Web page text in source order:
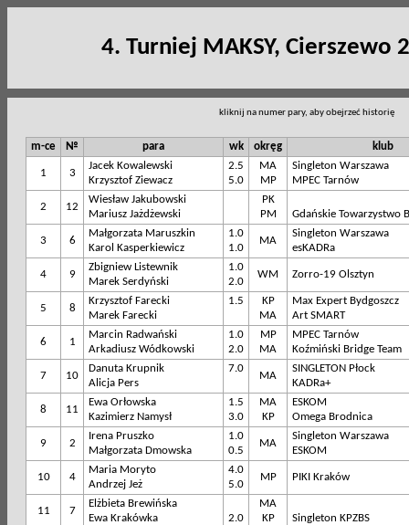
4. Turniej MAKSY, Cierszewo
kliknij na numer pary, aby obejrzeć historię
m-ce № para wk okręg klub
1 3
Jacek Kowalewski 2.5 MA
Singleton Warszawa
Krzysztof Ziewacz
5.0 MP MPEC Tarnów
2 12
Wiesław Jakubowski
PK
Mariusz Jażdżewski
PM Gdańskie Towarzystwo
3 6
Małgorzata Maruszkin 1.0
MA
Singleton Warszawa
Karol Kasperkiewicz
1.0 esKADRa
4 9
Zbigniew Listewnik 1.0
WM Zorro-19 Olsztyn
Marek Serdyński 2.0
5 8
Krzysztof Farecki 1.5 KP
Max Expert Bydgoszcz
Marek Farecki
MA Art SMART
6 1
Marcin Radwański 1.0 MP
MPEC Tarnów
Arkadiusz Wódkowski
2.0 MA Koźmiński Bridge Team
7 10
Danuta Krupnik 7.0
MA
SINGLETON Płock
Alicja Pers
KADRa+
8 11
Ewa Orłowska 1.5 MA
ESKOM
Kazimierz Namysł
3.0 KP Omega Brodnica
9 2
Irena Pruszko 1.0
MA
Singleton Warszawa
Małgorzata Dmowska
0.5 ESKOM
10 4
Maria Moryto 4.0
MP PIKI Kraków
Andrzej Jeż 5.0
11 7
Elżbieta Brewińska
MA
Ewa Krakówka
2.0 KP Singleton KPZBS